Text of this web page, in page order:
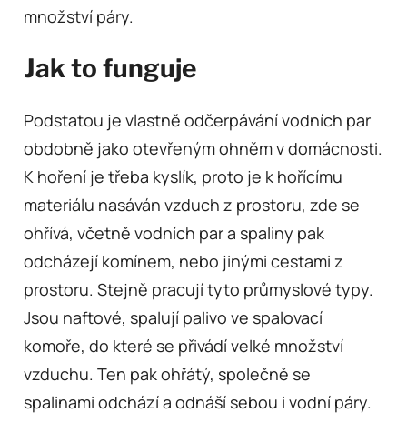
množství páry.
Jak to funguje
Podstatou je vlastně odčerpávání vodních par
obdobně jako otevřeným ohněm v domácnosti.
K hoření je třeba kyslík, proto je k hořícímu
materiálu nasáván vzduch z prostoru, zde se
ohřívá, včetně vodních par a spaliny pak
odcházejí komínem, nebo jinými cestami z
prostoru. Stejně pracují tyto průmyslové typy.
Jsou naftové, spalují palivo ve spalovací
komoře, do které se přivádí velké množství
vzduchu. Ten pak ohřátý, společně se
spalinami odchází a odnáší sebou i vodní páry.